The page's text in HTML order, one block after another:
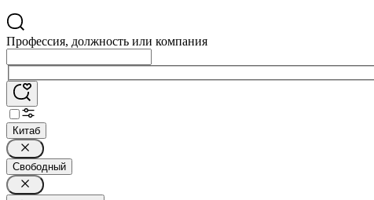
Профессия, должность или компания
Китаб
Свободный